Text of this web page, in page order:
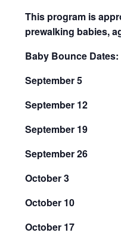
This program is
prewalking babies,
Baby Bounce Dates:
September 5
September 12
September 19
September 26
October 3
October 10
October 17